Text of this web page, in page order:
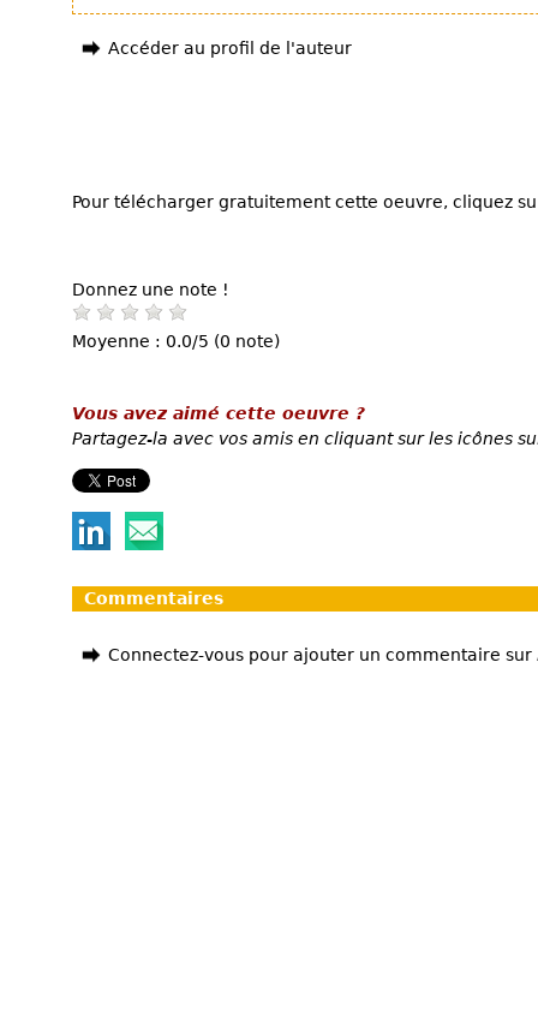
Accéder au profil de l'auteur
Pour télécharger gratuitement cette oeuvre, cliquez
Donnez une note !
Moyenne : 0.0/5 (0 note)
Vous avez aimé cette oeuvre ?
Partagez-la avec vos amis en cliquant sur les icônes
Commentaires
Connectez-vous pour ajouter un commentaire sur